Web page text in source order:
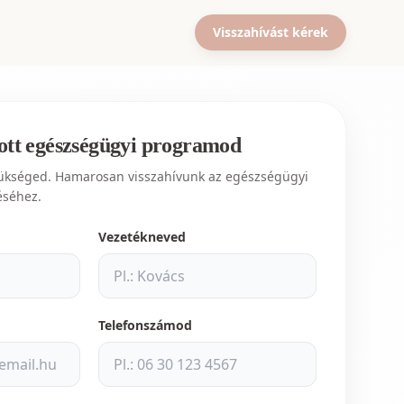
Visszahívást kérek
egészségügyi programod
Hamarosan visszahívunk az egészségügyi
Vezetékneved
Telefonszámod